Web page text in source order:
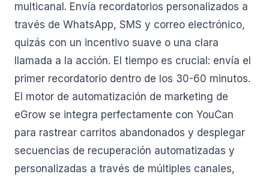
multicanal. Envía recordatorios personalizados a
través de WhatsApp, SMS y correo electrónico,
quizás con un incentivo suave o una clara
llamada a la acción. El tiempo es crucial: envía el
primer recordatorio dentro de los 30-60 minutos.
El motor de automatización de marketing de
eGrow se integra perfectamente con YouCan
para rastrear carritos abandonados y desplegar
secuencias de recuperación automatizadas y
personalizadas a través de múltiples canales,